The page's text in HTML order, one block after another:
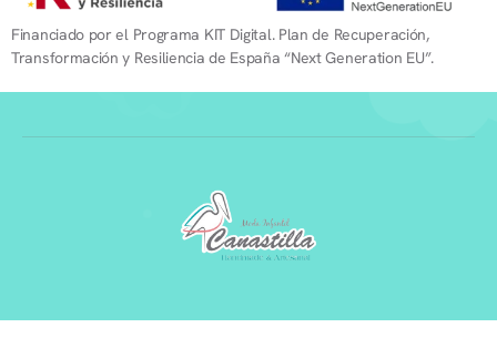
Financiado por el Programa KIT Digital. Plan de Recuperación,
Transformación y Resiliencia de España “Next Generation EU”.